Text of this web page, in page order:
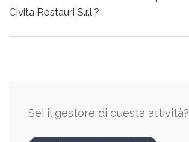
Civita Restauri S.r.l.?
Sei il gestore di questa attività?